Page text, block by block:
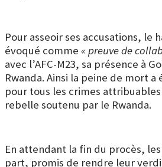
Pour asseoir ses accusations, le
évoqué comme « preuve de
avec l’AFC-M23, sa présence à
Rwanda. Ainsi la peine de mort
pour tous les crimes
rebelle soutenu par le Rwanda.
En attendant la fin du procès,
part, promis de rendre leur